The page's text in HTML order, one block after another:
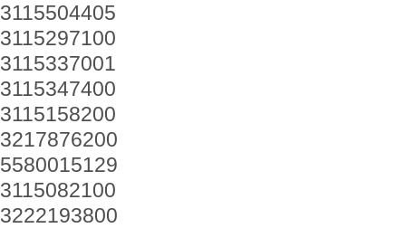
3115504405
3115297100
3115337001
3115347400
3115158200
3217876200
5580015129
3115082100
3222193800